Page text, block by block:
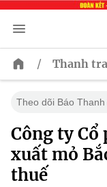
/ Thanh tra
Theo dõi Báo
Công ty Cổ
xuất mỏ
thuế